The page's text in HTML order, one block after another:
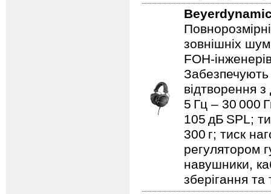
зовнішніх
відтворення
5 Гц – 30 000
105 дБ SPL;
300 г; тиск
регулятором
навушники,
зберігання